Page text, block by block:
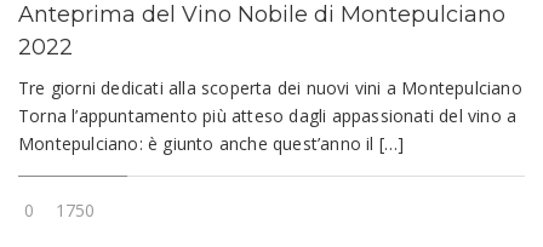
Anteprima del Vino Nobile di Montepulciano
2022
Tre giorni dedicati alla scoperta dei nuovi vini a Montepulciano
Torna l’appuntamento più atteso dagli appassionati del vino a
Montepulciano: è giunto anche quest’anno il […]
0 1750